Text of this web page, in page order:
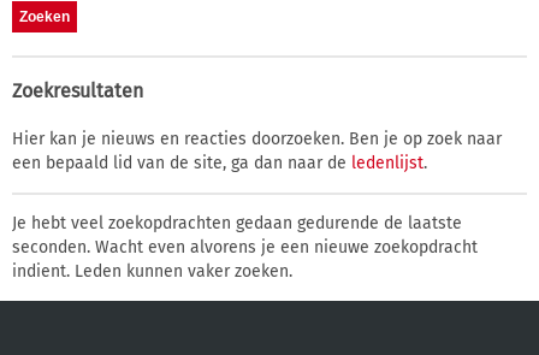
Zoekresultaten
Hier kan je nieuws en reacties doorzoeken. Ben je op zoek naar
een bepaald lid van de site, ga dan naar de ledenlijst.
Je hebt veel zoekopdrachten gedaan gedurende de laatste
seconden. Wacht even alvorens je een nieuwe zoekopdracht
indient. Leden kunnen vaker zoeken.